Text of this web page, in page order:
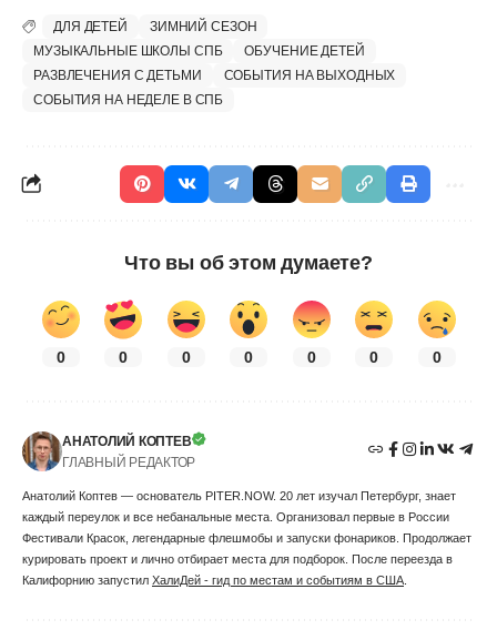
ДЛЯ ДЕТЕЙ
ЗИМНИЙ СЕЗОН
МУЗЫКАЛЬНЫЕ ШКОЛЫ СПБ
ОБУЧЕНИЕ ДЕТЕЙ
РАЗВЛЕЧЕНИЯ С ДЕТЬМИ
СОБЫТИЯ НА ВЫХОДНЫХ
СОБЫТИЯ НА НЕДЕЛЕ В СПБ
Что вы об этом думаете?
0 0 0 0 0 0 0
АНАТОЛИЙ КОПТЕВ
ГЛАВНЫЙ РЕДАКТОР
Анатолий Коптев — основатель PITER.NOW. 20 лет изучал Петербург, знает
каждый переулок и все небанальные места. Организовал первые в России
Фестивали Красок, легендарные флешмобы и запуски фонариков. Продолжает
курировать проект и лично отбирает места для подборок. После переезда в
Калифорнию запустил ХалиДей - гид по местам и событиям в США